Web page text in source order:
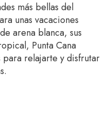
más bellas del
unas vacaciones
arena blanca, sus
Punta Cana
relajarte y disfrutar